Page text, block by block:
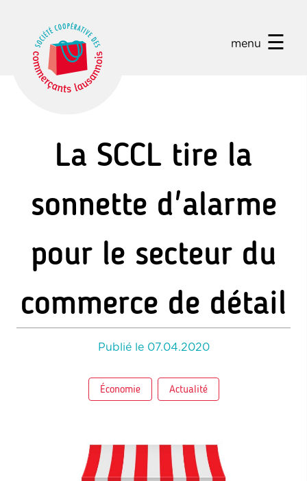
menu ☰
La SCCL tire la
sonnette d'alarme
pour le secteur du
commerce de détail
Publié le 07.04.2020
Économie Actualité